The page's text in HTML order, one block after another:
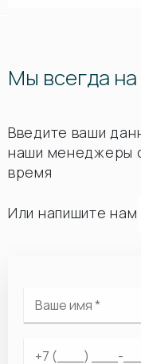
Мы всегда на
Введите ваши
наши менеджеры
время
Или напишите нам